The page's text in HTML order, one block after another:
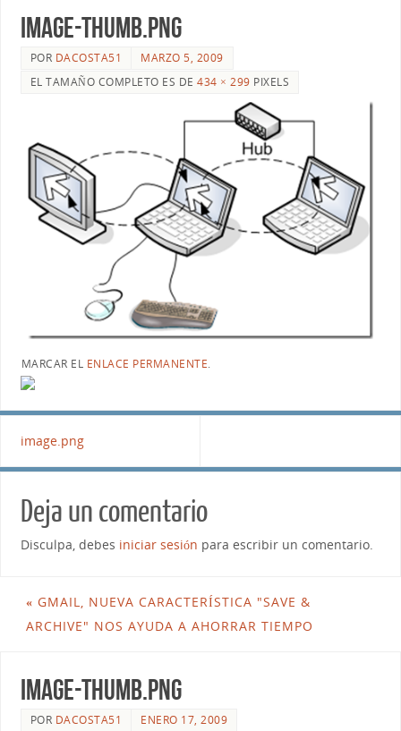
image-thumb.png
POR DACOSTA51
MARZO 5, 2009
EL TAMAÑO COMPLETO ES DE434 × 299 PIXELS
MARCAR EL ENLACE PERMANENTE.
image.png
Deja un comentario
Disculpa, debes iniciar sesión para escribir un comentario.
« GMAIL, NUEVA CARACTERÍSTICA "SAVE &
ARCHIVE" NOS AYUDA A AHORRAR TIEMPO
image-thumb.png
POR DACOSTA51
ENERO 17, 2009